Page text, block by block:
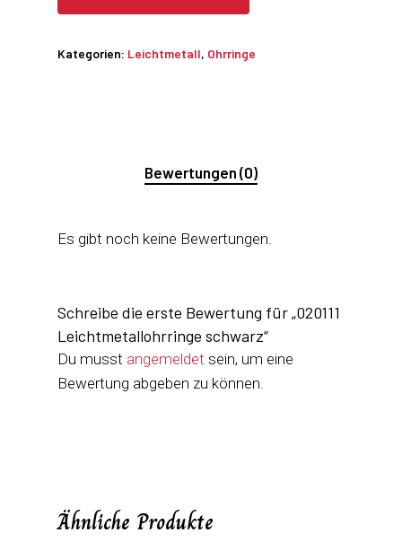
Kategorien: Leichtmetall, Ohrringe
Bewertungen (0)
Es gibt noch keine Bewertungen.
Schreibe die erste Bewertung für „020111
Leichtmetallohrringe schwarz“
Du musst angemeldet sein, um eine
Bewertung abgeben zu können.
Ähnliche Produkte